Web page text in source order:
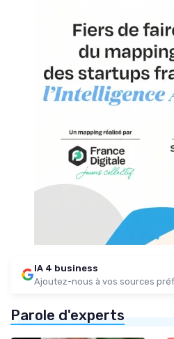
IA 4 business
Ajoutez-nous à vos sources
Parole d'experts